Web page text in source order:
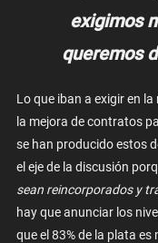
exigimos
queremos
Lo que iban a exigir en
la mejora de contratos
se han producido estos
el eje de la discusión
sean reincorporados y
hay que anunciar los
que el 83% de la plata